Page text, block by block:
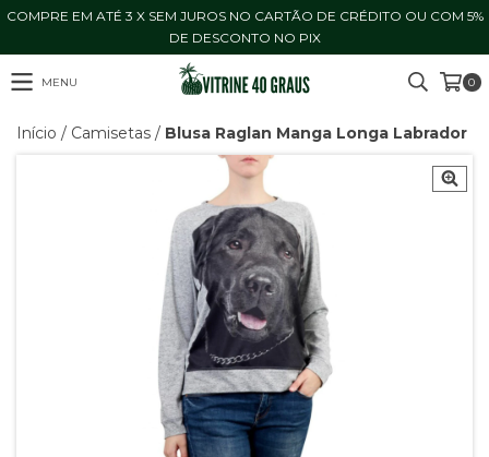
COMPRE EM ATÉ 3 X SEM JUROS NO CARTÃO DE CRÉDITO OU COM 5%
DE DESCONTO NO PIX
MENU 0
Início / Camisetas / Blusa Raglan Manga Longa Labrador